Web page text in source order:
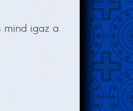
mind igaz a